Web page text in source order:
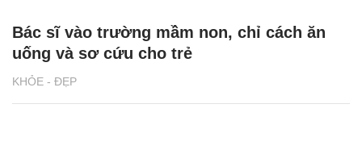
KHỎE - ĐẸP
Bác sĩ vào trường mầm non, chỉ cách ăn
uống và sơ cứu cho trẻ